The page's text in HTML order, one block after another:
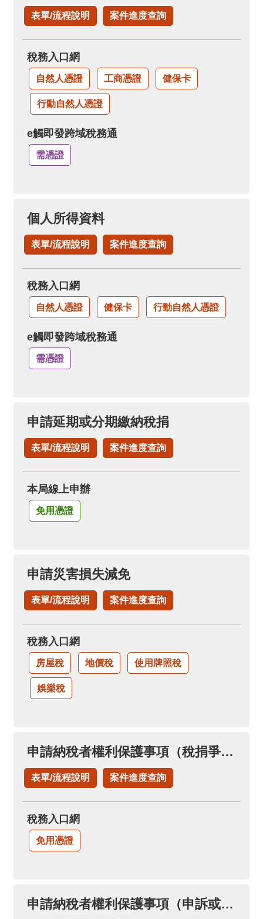
表單/流程說明 案件進度查詢
稅務入口網
自然人憑證 工商憑證 健保卡
行動自然人憑證
e觸即發跨域稅務通
需憑證
個人所得資料
表單/流程說明 案件進度查詢
稅務入口網
自然人憑證 健保卡 行動自然人憑證
e觸即發跨域稅務通
需憑證
申請延期或分期繳納稅捐
表單/流程說明 案件進度查詢
本局線上申辦
免用憑證
申請災害損失減免
表單/流程說明 案件進度查詢
稅務入口網
房屋稅 地價稅 使用牌照稅
娛樂稅
申請納稅者權利保護事項（稅捐爭議溝通協調案件）
表單/流程說明 案件進度查詢
稅務入口網
免用憑證
申請納稅者權利保護事項（申訴或陳情案件）